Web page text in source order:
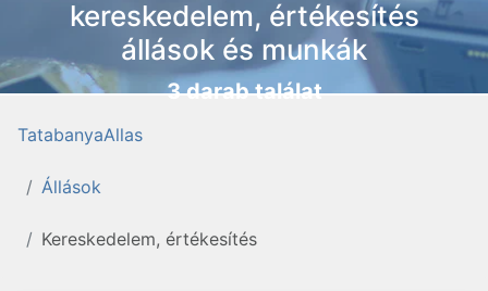
kereskedelem, értékesítés
állások és munkák
3 darab találat
TatabanyaAllas
Állások
Kereskedelem, értékesítés